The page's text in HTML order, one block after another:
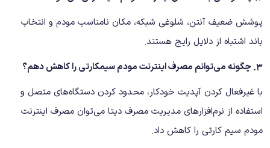
پوشش ضعیف آنتن، شلوغی شبکه، مکان نامناسب مودم و انتخاب
باند اشتباه از دلایل رایج هستند.
۳. چگونه می‌توانم مصرف اینترنت مودم سیمکارتی را کاهش دهم؟
با غیرفعال کردن آپدیت خودکار، محدود کردن دستگاه‌های متصل و
استفاده از نرم‌افزارهای مدیریت مصرف دیتا می‌توان مصرف اینترنت
مودم سیم کارتی را کاهش داد.